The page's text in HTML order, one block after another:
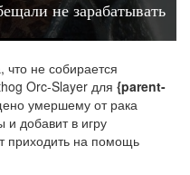
не зарабатывать
не собирается
Orc-Slayer для {parent-
умершему от рака
и добавит в игру
приходить на помощь